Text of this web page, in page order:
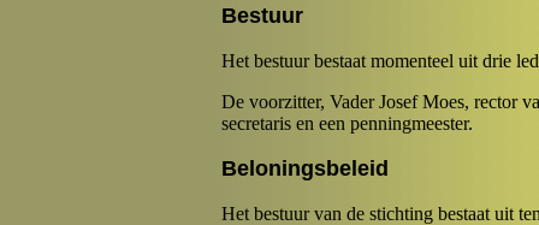
Bestuur
Het bestuur bestaat momenteel uit drie
De voorzitter, Vader Josef Moes, rector
secretaris en een penningmeester.
Beloningsbeleid
Het bestuur van de stichting bestaat uit